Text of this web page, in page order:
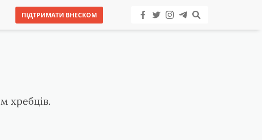
ПІДТРИМАТИ ВНЕСКОМ
хребців.